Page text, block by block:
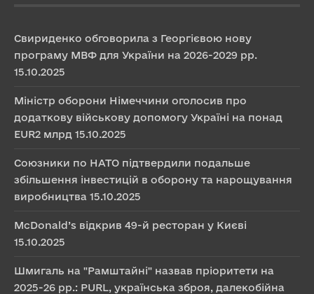
Свириденко обговорила з Георгієвою нову
програму МВФ для України на 2026-2029 рр.
15.10.2025
Міністр оборони Німеччини оголосив про
додаткову військову допомогу Україні на понад
EUR2 млрд 15.10.2025
Союзники по НАТО підтвердили подальше
збільшення інвестицій в оборону та нарощування
виробництва 15.10.2025
McDonald’s відкрив 49-й ресторан у Києві
15.10.2025
Шмигаль на "Рамштайні" назвав пріоритети на
2025-26 рр.: PURL, українська зброя, далекобійна